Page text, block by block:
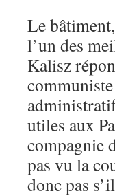
Le
l’un des
Kalisz
utiles aux
compagnie
pas vu la
donc pas